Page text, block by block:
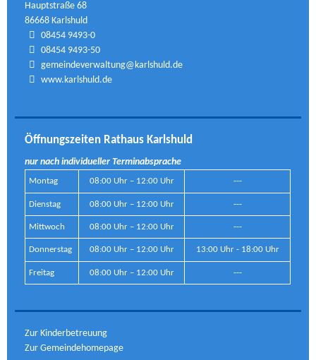
Hauptstraße 68
86668 Karlshuld
08454 9493-0
08454 9493-50
gemeindeverwaltung@karlshuld.de
www.karlshuld.de
Öffnungszeiten Rathaus Karlshuld
nur nach individueller Terminabsprache
Montag 08:00 Uhr – 12:00 Uhr ---
Dienstag 08:00 Uhr – 12:00 Uhr ---
Mittwoch 08:00 Uhr – 12:00 Uhr ---
Donnerstag 08:00 Uhr – 12:00 Uhr 13:00 Uhr - 18:00 Uhr
Freitag 08:00 Uhr – 12:00 Uhr ---
Zur Kinderbetreuung
Zur Gemeindehomepage